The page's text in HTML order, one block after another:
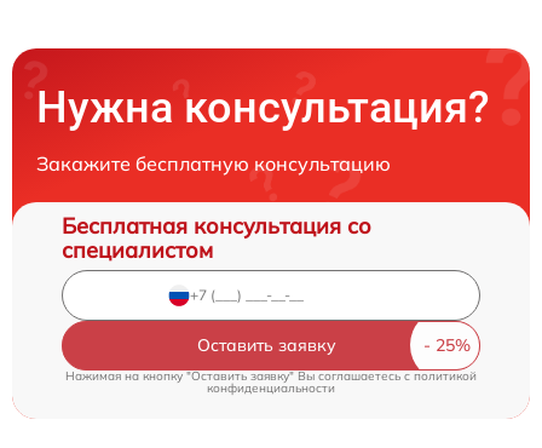
Нужна консультация?
Закажите бесплатную консультацию
Бесплатная консультация со
специалистом
Оставить заявку
Нажимая на кнопку "Оставить заявку" Вы соглашаетесь cполитикой
конфиденциальности